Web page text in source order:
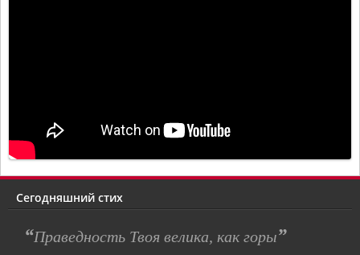
Сегодняшний стих
“Праведность Твоя велика, как горы”